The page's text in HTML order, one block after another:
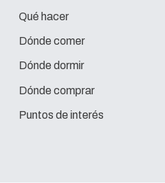
Qué hacer
Dónde comer
Dónde dormir
Dónde comprar
Puntos de interés